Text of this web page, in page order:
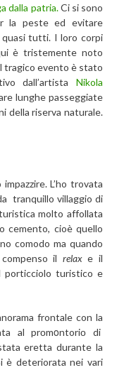
dalla patria.Ci si sono
la peste ed evitare
tutti. I loro corpi
è tristemente noto
tragico evento è stato
dall’artista Nikola
lunghe passeggiate
della riserva naturale.
L’ho trovata
tranquillo villaggio di
molto affollata
cemento, cioè quello
comodo ma quando
il relaxe il
porticciolo turistico e
frontale con la
al prоmοntoriо di
eretta durante la
è deteriorata nei vari